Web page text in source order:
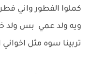
كملوا الفطور واني
ويه ولد عمي بس ولد
تربينا سوه مثل